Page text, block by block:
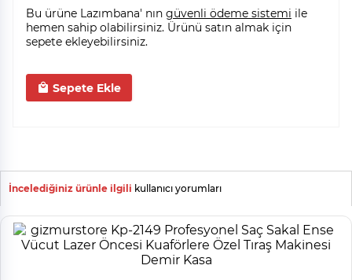
Bu ürüne Lazımbana' nın güvenli ödeme sistemi ile
hemen sahip olabilirsiniz. Ürünü satın almak için
sepete ekleyebilirsiniz.
Sepete Ekle
İncelediğiniz ürünle ilgili kullanıcı yorumları